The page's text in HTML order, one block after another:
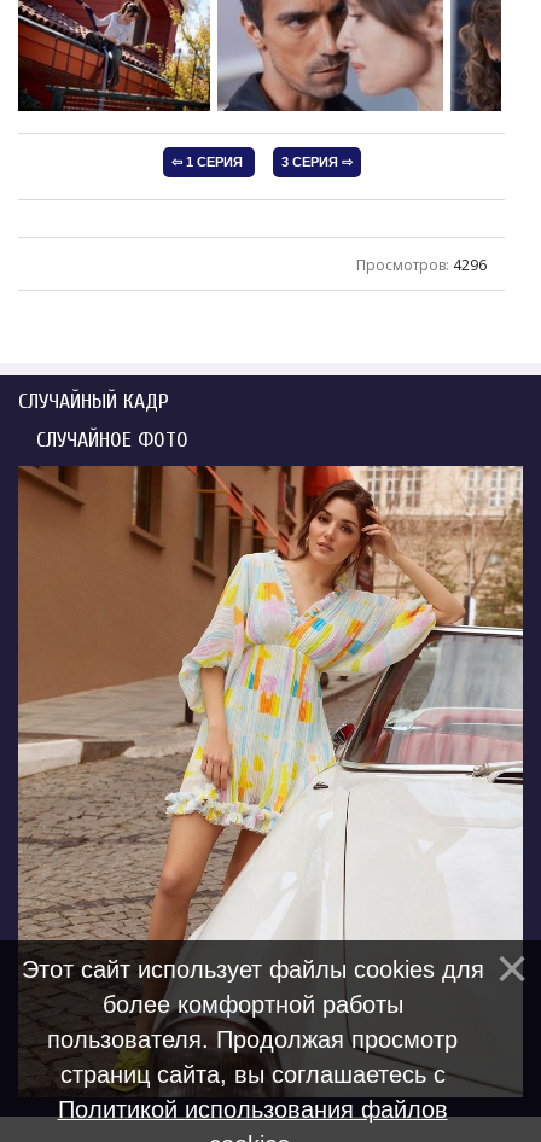
Просмотров: 4296
СЛУЧАЙНЫЙ КАДР
СЛУЧАЙНОЕ ФОТО
Этот сайт использует файлы cookies для
более комфортной работы
пользователя. Продолжая просмотр
страниц сайта, вы соглашаетесь с
Политикой использования файлов